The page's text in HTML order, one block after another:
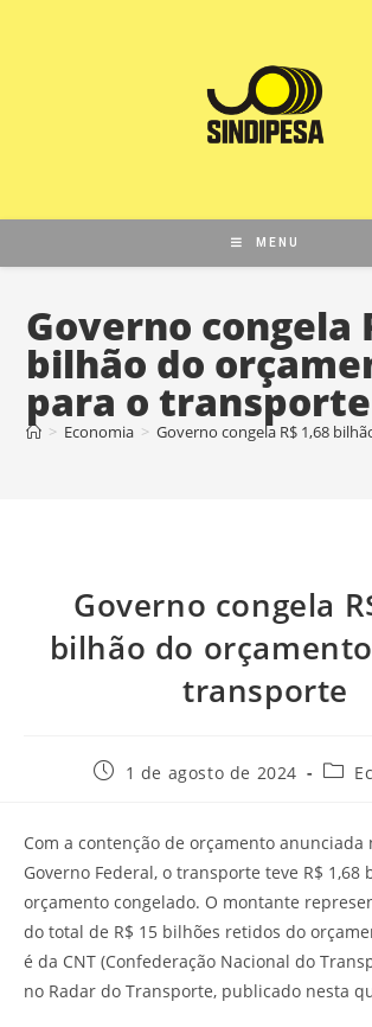
MENU
Governo congela
bilhão do
para o transporte
> Economia > Governo congela R$ 1,68
Governo congela
bilhão do
transporte
1 de agosto de 2024
Com a contenção de orçamento anunciada
Governo Federal, o transporte teve R$ 1,68
orçamento congelado. O montante
do total de R$ 15 bilhões retidos do
é da CNT (Confederação Nacional do
no Radar do Transporte, publicado nesta